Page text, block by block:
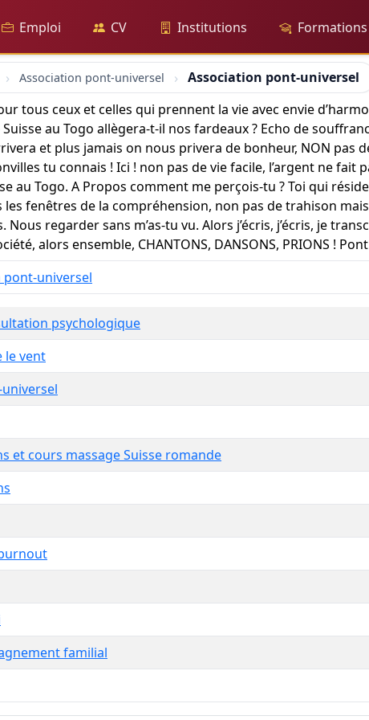
Emploi CV Institutions Formations
Association pont-universel
Association pont-universel
tous ceux et celles qui prennent la vie avec envie
Suisse au Togo allègera-t-il nos fardeaux ? Echo de
et plus jamais on nous privera de bonheur, NON pas
tu connais ! Ici ! non pas de vie facile, l’argent ne fait
au Togo. A Propos comment me perçois-tu ? Toi qui
fenêtres de la compréhension, non pas de trahison
Nous regarder sans m’as-tu vu. Alors j’écris, j’écris, je
alors ensemble, CHANTONS, DANSONS, PRIONS !
pont-universel
psychologique
le vent
et cours massage Suisse romande
familial